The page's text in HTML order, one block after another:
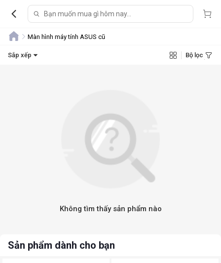
Màn hình máy tính ASUS cũ
Sắp xếp Bộ lọc
Không tìm thấy sản phẩm nào
Sản phẩm dành cho bạn